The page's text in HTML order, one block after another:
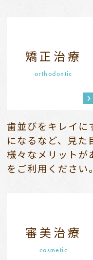
矯正治療
orthodontic
歯並びをキレイに
になるなど、
見た
様々なメリットが
をご利用ください。
審美治療
cosmetic